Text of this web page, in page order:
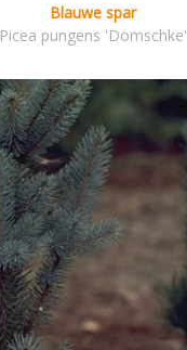
Blauwe spar
Picea pungens 'Domschke'